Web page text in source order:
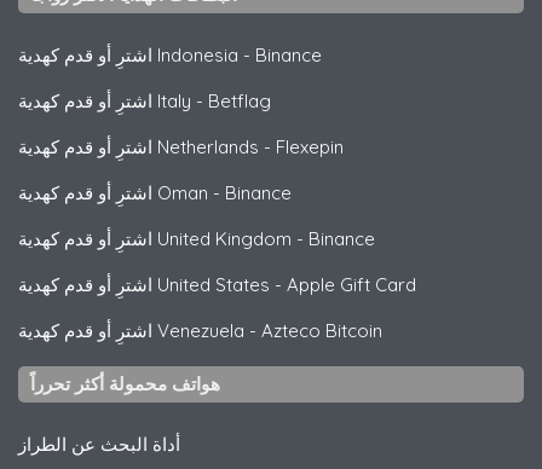
اشترِ أو قدم كهدية Indonesia - Binance
اشترِ أو قدم كهدية Italy - Betflag
اشترِ أو قدم كهدية Netherlands - Flexepin
اشترِ أو قدم كهدية Oman - Binance
اشترِ أو قدم كهدية United Kingdom - Binance
اشترِ أو قدم كهدية United States - Apple Gift Card
اشترِ أو قدم كهدية Venezuela - Azteco Bitcoin
هواتف محمولة أكثر تحرراً
أداة البحث عن الطراز